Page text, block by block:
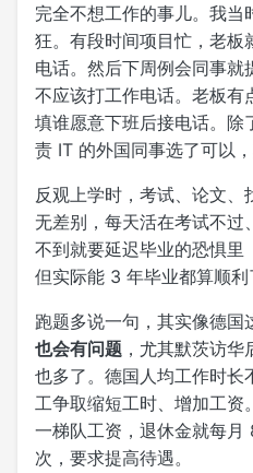
完全不想工作的事儿。我
狂。有段时间项目忙，老板
电话。然后下周例会同事就
不应该打工作电话。老板有
填谁愿意下班后接电话。除
责 IT 的外国同事选了可以
反观上学时，考试、论文
无差别，每天活在考试不过
不到就要延迟毕业的恐惧里
但实际能 3 年毕业都算顺利
跑题多说一句，其实像德国
也会有问题 ，尤其默茨访
也多了。德国人均工作时
工争取缩短工时、增加工资
一梯队工资，退休金就每
次，要求提高待遇。